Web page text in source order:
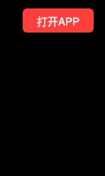
打开APP